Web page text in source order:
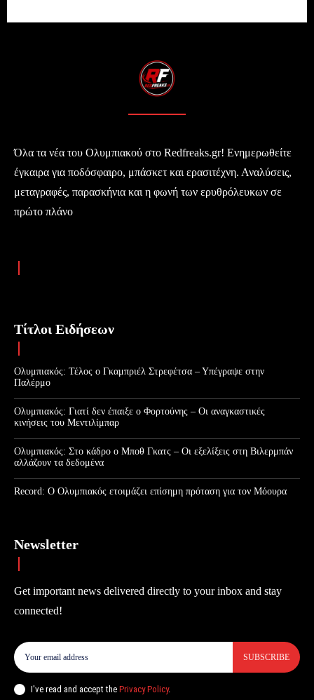
Όλα τα νέα του Ολυμπιακού στο Redfreaks.gr! Ενημερωθείτε
έγκαιρα για ποδόσφαιρο, μπάσκετ και ερασιτέχνη. Αναλύσεις,
μεταγραφές, παρασκήνια και η φωνή των ερυθρόλευκων σε
πρώτο πλάνο
Τίτλοι Ειδήσεων
Ολυμπιακός: Τέλος ο Γκαμπριέλ Στρεφέτσα – Υπέγραψε στην
Παλέρμο
Ολυμπιακός: Γιατί δεν έπαιξε ο Φορτούνης – Οι αναγκαστικές
κινήσεις του Μεντιλίμπαρ
Ολυμπιακός: Στο κάδρο ο Μποθ Γκατς – Οι εξελίξεις στη Βιλερμπάν
αλλάζουν τα δεδομένα
Record: Ο Ολυμπιακός ετοιμάζει επίσημη πρόταση για τον Μόουρα
Newsletter
Get important news delivered directly to your inbox and stay
connected!
SUBSCRIBE
I've read and accept the Privacy Policy.